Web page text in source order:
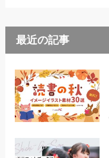
最近の記事